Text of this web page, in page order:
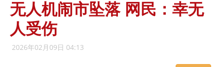
无人机闹市坠落 网民：幸无
人受伤
2026年02月09日 04:13